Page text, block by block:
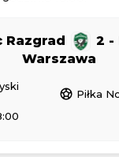
Razgrad 2 -
Warszawa
sports_soccer Piłka